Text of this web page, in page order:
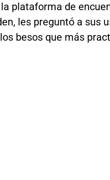
plataforma de
les preguntó a sus
besos que más